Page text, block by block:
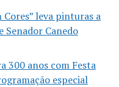
Cores” leva pinturas a
Senador Canedo
300 anos com Festa
especial